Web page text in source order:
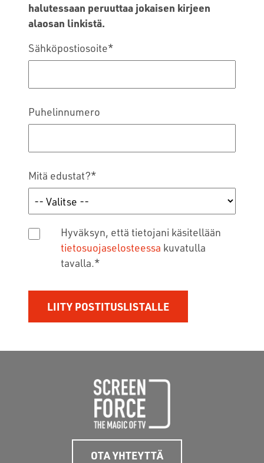
halutessaan peruuttaa jokaisen kirjeen
alaosan linkistä.
Sähköpostiosoite*
Puhelinnumero
Mitä edustat?*
Hyväksyn, että tietojani käsitellään
tietosuojaselosteessa kuvatulla
tavalla.*
OTA YHTEYTTÄ